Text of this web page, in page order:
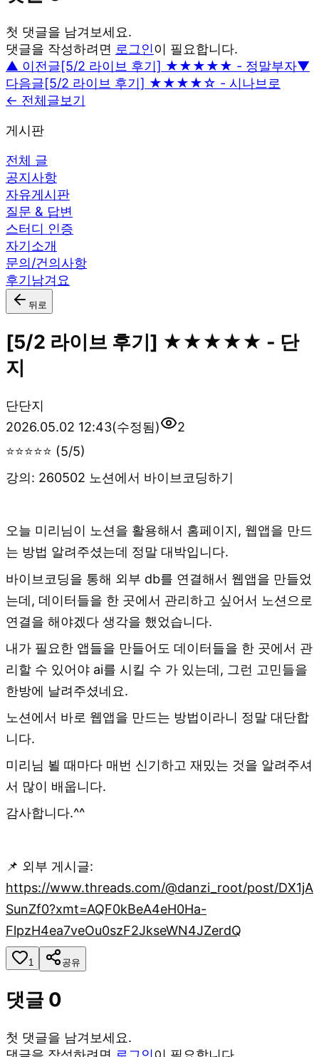
첫 댓글을 남겨보세요.
댓글을 작성하려면 로그인이 필요합니다.
▲ 이전글[5/2 라이브 후기] ★★★★★ - 정말부자▼
다음글[5/2 라이브 후기] ★★★★☆ - 시나브로
← 전체글보기
게시판
전체 글
공지사항
자유게시판
질문 & 답변
스터디 인증
자기소개
문의/건의사항
후기남겨요
뒤로
[5/2 라이브 후기] ★★★★★ - 단
지
단단지
2026.05.02 12:43(수정됨)
2
⭐⭐⭐⭐⭐ (5/5)
강의: 260502 노션에서 바이브코딩하기
오늘 미리님이 노션을 활용해서 홈페이지, 웹앱을 만드
는 방법 알려주셨는데 정말 대박입니다.
바이브코딩을 통해 외부 db를 연결해서 웹앱을 만들었
는데, 데이터들을 한 곳에서 관리하고 싶어서 노션으로
연결을 해야겠다 생각을 했었습니다.
내가 필요한 앱들을 만들어도 데이터들을 한 곳에서 관
리할 수 있어야 ai를 시킬 수 가 있는데, 그런 고민들을
한방에 날려주셨네요.
노션에서 바로 웹앱을 만드는 방법이라니 정말 대단합
니다.
미리님 뵐 때마다 매번 신기하고 재밌는 것을 알려주셔
서 많이 배웁니다.
감사합니다.^^
📌 외부 게시글:
https://www.threads.com/@danzi_root/post/DX1jA
SunZf0?xmt=AQF0kBeA4eH0Ha-
FlpzH4ea7veOu0szF2JkseWN4JZerdQ
1 공유
댓글 0
첫 댓글을 남겨보세요.